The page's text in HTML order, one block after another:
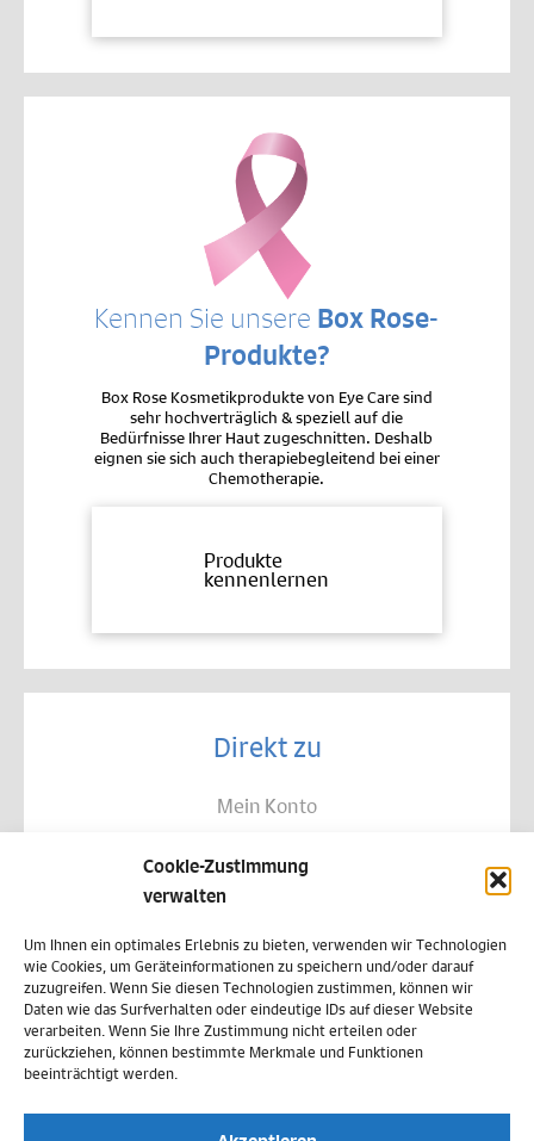
Cookie-Zustimmung
verwalten
Um Ihnen ein optimales Erlebnis zu bieten, verwenden wir Technologien
wie Cookies, um Geräteinformationen zu speichern und/oder darauf
zuzugreifen. Wenn Sie diesen Technologien zustimmen, können wir
Daten wie das Surfverhalten oder eindeutige IDs auf dieser Website
verarbeiten. Wenn Sie Ihre Zustimmung nicht erteilen oder
zurückziehen, können bestimmte Merkmale und Funktionen
beeinträchtigt werden.
Kennen Sie unsere Box Rose-
Produkte?
Box Rose Kosmetikprodukte von Eye Care sind
sehr hochverträglich & speziell auf die
Bedürfnisse Ihrer Haut zugeschnitten. Deshalb
eignen sie sich auch therapiebegleitend bei einer
Chemotherapie.
Produkte
kennenlernen
Direkt zu
Mein Konto
Allgemeine Geschäftsbedingungen
Datenschutz
Widerruf
Zahlungsweisen
Versand & Lieferung